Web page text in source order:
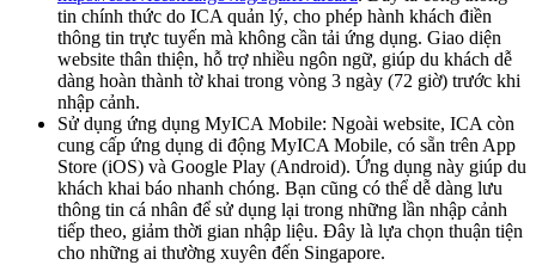
tin chính thức do ICA quản lý, cho phép hành khách điền
thông tin trực tuyến mà không cần tải ứng dụng. Giao diện
website thân thiện, hỗ trợ nhiều ngôn ngữ, giúp du khách dễ
dàng hoàn thành tờ khai trong vòng 3 ngày (72 giờ) trước khi
nhập cảnh.
Sử dụng ứng dụng MyICA Mobile: Ngoài website, ICA còn
cung cấp ứng dụng di động MyICA Mobile, có sẵn trên App
Store (iOS) và Google Play (Android). Ứng dụng này giúp du
khách khai báo nhanh chóng. Bạn cũng có thể dễ dàng lưu
thông tin cá nhân để sử dụng lại trong những lần nhập cảnh
tiếp theo, giảm thời gian nhập liệu. Đây là lựa chọn thuận tiện
cho những ai thường xuyên đến Singapore.